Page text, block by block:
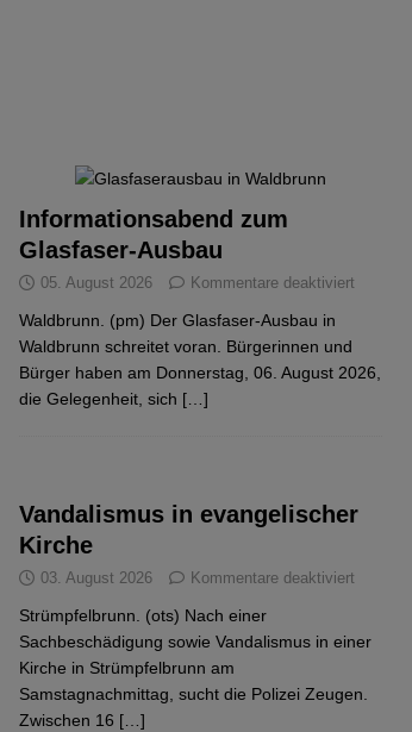
Informationsabend zum
Glasfaser-Ausbau
05. August 2026 Kommentare deaktiviert
Waldbrunn. (pm) Der Glasfaser-Ausbau in
Waldbrunn schreitet voran. Bürgerinnen und
Bürger haben am Donnerstag, 06. August 2026,
die Gelegenheit, sich […]
Vandalismus in evangelischer
Kirche
03. August 2026 Kommentare deaktiviert
Strümpfelbrunn. (ots) Nach einer
Sachbeschädigung sowie Vandalismus in einer
Kirche in Strümpfelbrunn am
Samstagnachmittag, sucht die Polizei Zeugen.
Zwischen 16 […]